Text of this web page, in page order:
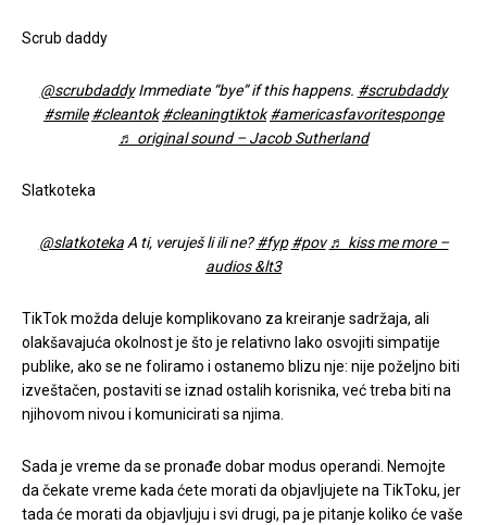
Scrub daddy
@scrubdaddyImmediate “bye” if this happens. #scrubdaddy
#smile #cleantok #cleaningtiktok #americasfavoritesponge
♬ original sound – Jacob Sutherland
Slatkoteka
@slatkotekaA ti, veruješ li ili ne?#fyp #pov ♬ kiss me more –
audios &lt3
TikTok možda deluje komplikovano za kreiranje sadržaja, ali
olakšavajuća okolnost je što je relativno lako osvojiti simpatije
publike, ako se ne foliramo i ostanemo blizu nje: nije poželjno biti
izveštačen, postaviti se iznad ostalih korisnika, već treba biti na
njihovom nivou i komunicirati sa njima.
Sada je vreme da se pronađe dobar modus operandi. Nemojte
da čekate vreme kada ćete morati da objavljujete na TikToku, jer
tada će morati da objavljuju i svi drugi, pa je pitanje koliko će vaše